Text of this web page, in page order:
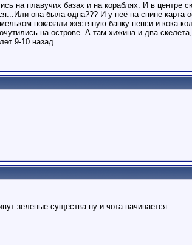
на плавучих базах и на кораблях. И в центре
она была одна??? И у неё на спине карта
показали жестяную банку пепси и кока-
на острове. А там хижина и два
9-10 назад.
зеленые существа ну и чота начинается...